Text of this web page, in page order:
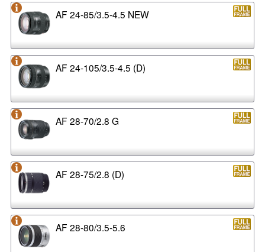
AF 24-85/3.5-4.5 NEW
AF 24-105/3.5-4.5 (D)
AF 28-70/2.8 G
AF 28-75/2.8 (D)
AF 28-80/3.5-5.6